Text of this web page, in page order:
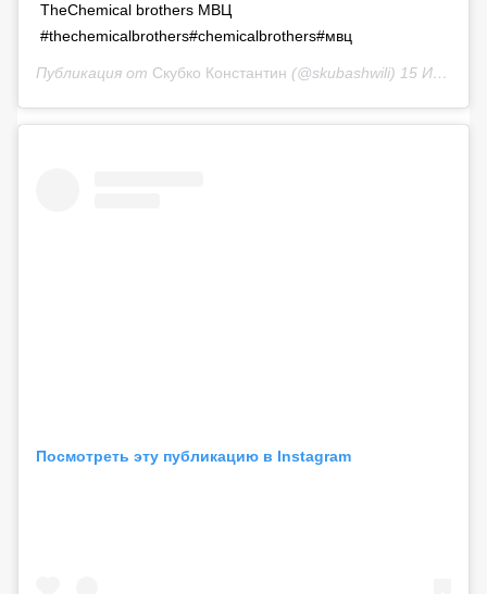
TheChemical brothers МВЦ
#thechemicalbrothers#chemicalbrothers#мвц
Публикация от Скубко Константин (@skubashwili) 15 Июн 2019 в 10:46 PDT
Посмотреть эту публикацию в Instagram